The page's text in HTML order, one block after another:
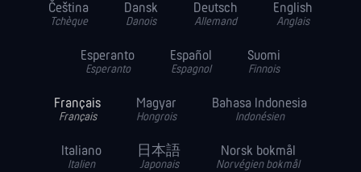
Čeština
Tchèque
Dansk
Danois
Deutsch
Allemand
English
Anglais
Esperanto
Esperanto
Español
Espagnol
Suomi
Finnois
Français
Français
Magyar
Hongrois
Bahasa Indonesia
Indonésien
Italiano
Italien
日本語
Japonais
Norsk bokmål
Norvégien bokmål